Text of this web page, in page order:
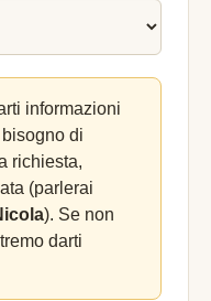
informazioni
di
richiesta,
(parlerai
). Se non
darti